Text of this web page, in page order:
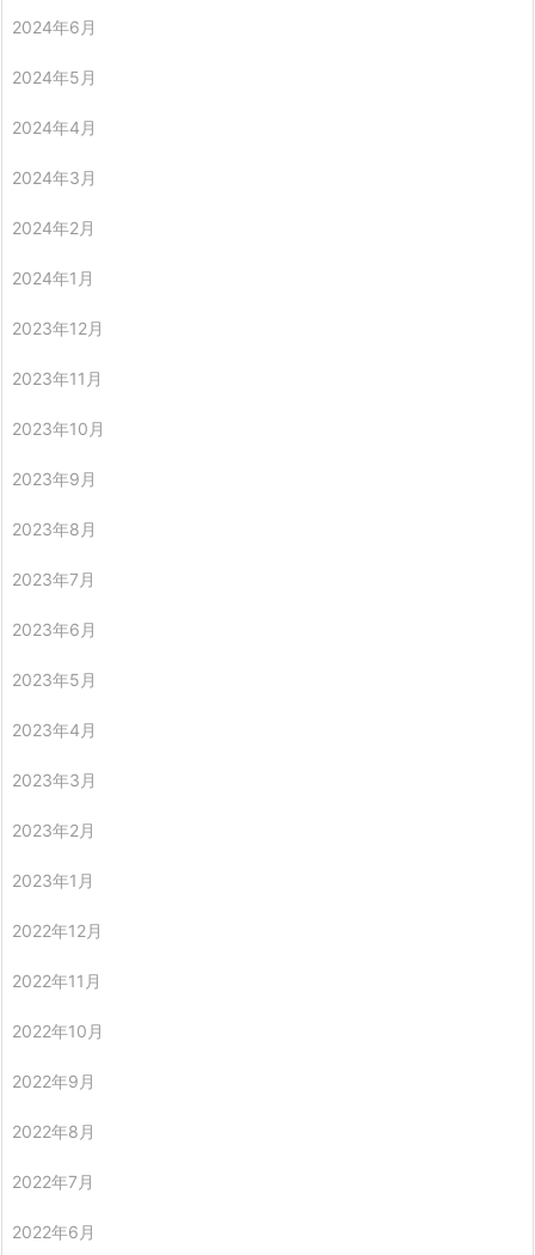
2024年6月
2024年5月
2024年4月
2024年3月
2024年2月
2024年1月
2023年12月
2023年11月
2023年10月
2023年9月
2023年8月
2023年7月
2023年6月
2023年5月
2023年4月
2023年3月
2023年2月
2023年1月
2022年12月
2022年11月
2022年10月
2022年9月
2022年8月
2022年7月
2022年6月